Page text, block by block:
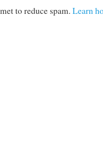
to reduce spam. Learn